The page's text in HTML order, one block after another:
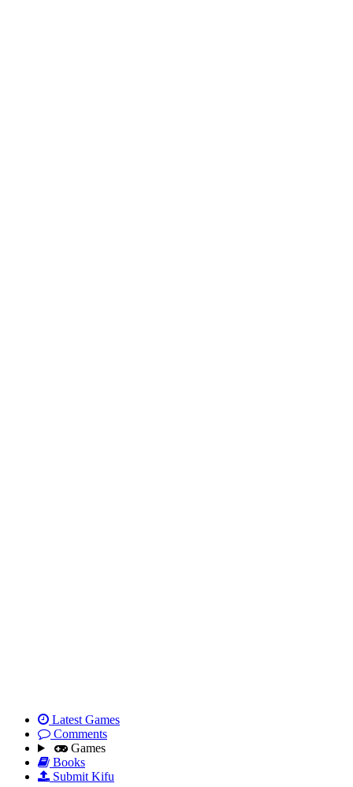
Latest Games
Comments
Games
Books
Submit Kifu